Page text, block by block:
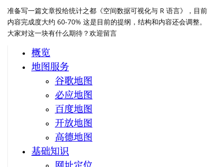
准备写一篇文章投给统计之都《空间数据可视化与 R 语言》，目前
内容完成度大约 60-70% 这是目前的提纲，结构和内容还会调整。
大家对这一块有什么期待？欢迎留言